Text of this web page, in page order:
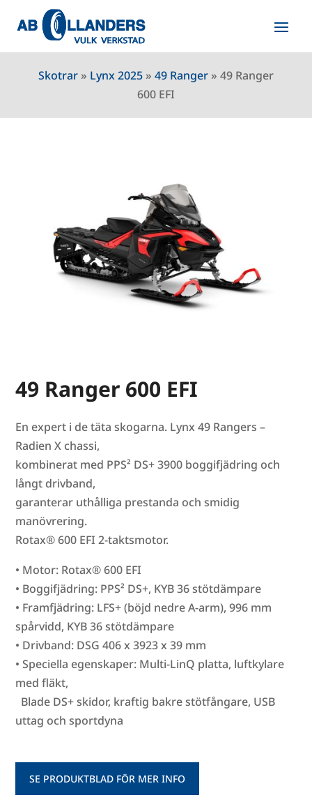
Skotrar» Lynx 2025» 49 Ranger» 49 Ranger
600 EFI
49 Ranger 600 EFI
En expert i de täta skogarna. Lynx 49 Rangers –
Radien X chassi,
kombinerat med PPS² DS+ 3900 boggifjädring och
långt drivband,
garanterar uthålliga prestanda och smidig
manövrering.
Rotax® 600 EFI 2-taktsmotor.
• Motor: Rotax® 600 EFI
• Boggifjädring: PPS² DS+, KYB 36 stötdämpare
• Framfjädring: LFS+ (böjd nedre A-arm), 996 mm
spårvidd, KYB 36 stötdämpare
• Drivband: DSG 406 x 3923 x 39 mm
• Speciella egenskaper: Multi-LinQ platta, luftkylare
med fläkt,
Blade DS+ skidor, kraftig bakre stötfångare, USB
uttag och sportdyna
SE PRODUKTBLAD FÖR MER INFO